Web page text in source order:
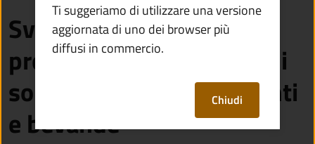
Svolgere trattenimenti
presso esercizi pubblici di
somministrazione alimenti
e bevande
Ti suggeriamo di utilizzare una versione
aggiornata di uno dei browser più
diffusi in commercio.
Chiudi